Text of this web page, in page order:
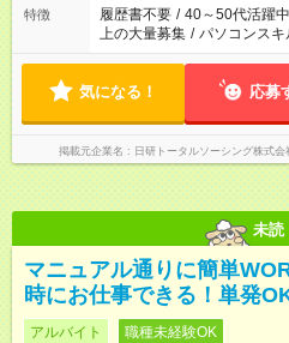
ません
特徴 履歴書不要 / 40～50代活躍中
上の大量募集 / パソコンスキ
気になる！ 応募
掲載元企業名 日研トータルソーシング株式
未読
マニュアル通りに簡単
時にお仕事できる！単発
アルバイト 職種未経験OK